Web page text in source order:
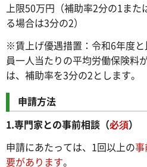
上限50万円（補助率2分の1また
る場合は3分の2）
※賃上げ優遇措置：令和6年度
員一人当たりの平均労働保険料
は、補助率を3分の2とします。
申請方法
1.専門家との事前相談（必須）
申請にあたっては、1回以上の
要があります。